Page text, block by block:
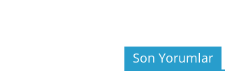
Son Yorumlar